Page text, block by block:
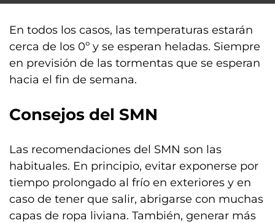
En todos los casos, las temperaturas estarán
cerca de los 0º y se esperan heladas. Siempre
en previsión de las tormentas que se esperan
hacia el fin de semana.
Consejos del SMN
Las recomendaciones del SMN son las
habituales. En principio, evitar exponerse por
tiempo prolongado al frío en exteriores y en
caso de tener que salir, abrigarse con muchas
capas de ropa liviana. También, generar más